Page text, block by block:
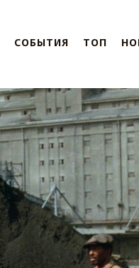
СОБЫТИЯ ТОП